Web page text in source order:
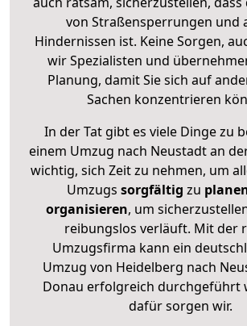
von Straßensperrungen und
Hindernissen ist. Keine Sorgen,
wir Spezialisten und
Planung, damit Sie sich auf
Sachen konzentrieren
In der Tat gibt es viele Dinge zu
einem Umzug nach Neustadt an
wichtig, sich Zeit zu nehmen, um
Umzugs sorgfältig zu
organisieren, um
reibungslos verläuft. Mit der
Umzugsfirma kann ein
Umzug von Heidelberg nach
Donau erfolgreich durchgeführt
dafür sorgen wir.